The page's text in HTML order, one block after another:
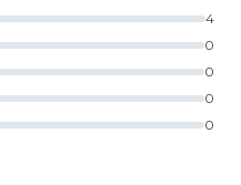
4
0
0
0
0